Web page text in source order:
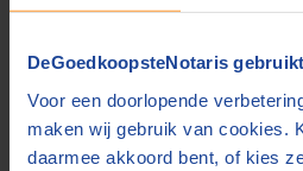
DeGoedkoopsteNotaris
Voor een doorlopende
maken wij gebruik van cookies.
daarmee akkoord bent, of kies
Bescherming van
Trouwen methuwelijkse
dat u voor het huwelijk een
notaris die een akte voor u